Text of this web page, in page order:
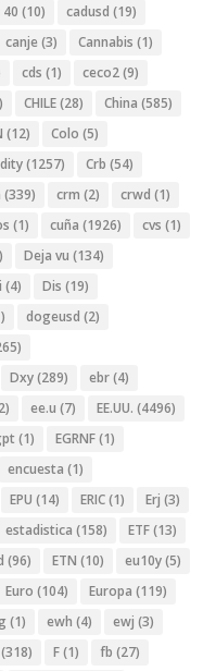
40 (10) cadusd (19)
canje (3) Cannabis (1)
cds (1) ceco2(9)
CHILE(28) China (585)
(12) Colo (5)
(1257) Crb (54)
(339) crm (2) crwd (1)
(1) cuña (1926) cvs (1)
Deja vu (134)
(4) Dis (19)
dogeusd (2)
Dxy(289) ebr(4)
ee.u (7) EE.UU. (4496)
(1) EGRNF(1)
encuesta (1)
EPU (14) ERIC(1) Erj (3)
estadistica (158) ETF(13)
(96) ETN (10) eu10y(5)
Euro (104) Europa (119)
(1) ewh (4) ewj (3)
(318) F(1) fb (27)